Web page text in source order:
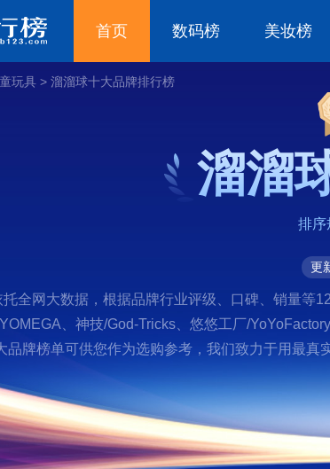
首页 数码榜 美妆榜
玩具 > 溜溜球十大品牌排行榜
溜溜
排序
更
全网大数据，根据品牌行业评级、口碑、销量等
、神技/God-Tricks、悠悠工厂/
品牌榜单可供您作为选购参考，我们致力于用最